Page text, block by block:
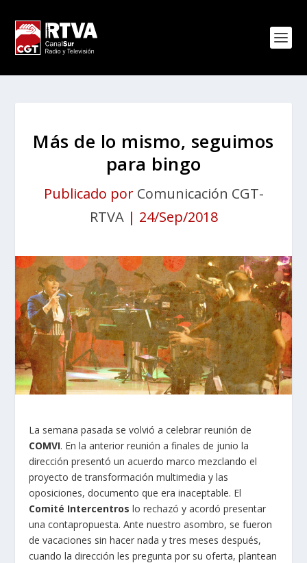
Más de lo mismo, seguimos
para bingo
Publicado por Comunicación CGT-
RTVA| 24/Sep/2018
La semana pasada se volvió a celebrar reunión de
COMVI. En la anterior reunión a finales de junio la
dirección presentó un acuerdo marco mezclando el
proyecto de transformación multimedia y las
oposiciones, documento que era inaceptable. El
Comité Intercentros lo rechazó y acordó presentar
una contapropuesta. Ante nuestro asombro, se fueron
de vacaciones sin hacer nada y tres meses después,
cuando la dirección les pregunta por su oferta, plantean